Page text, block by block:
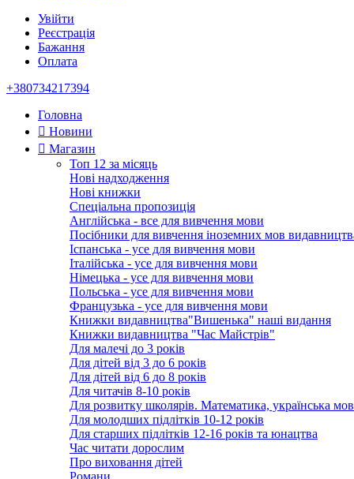
Увійти
Реєстрація
Бажання
Оплата
+380734217394
Головна
Новини
Магазин
Топ 12 за місяць
Нові надходження
Нові книжки
Спеціальна пропозиція
Англійська - все для вивчення мови
Посібники для вивчення іноземних мов
Іспанська - усе для вивчення мови
Італійська - усе для вивчення мови
Німецька - усе для вивчення мови
Польська - усе для вивчення мови
Французька - усе для вивчення мови
Книжки видавництва"Вишенька" наші видання
Книжки видавництва "Час Майстрів"
Для малечі до 3 років
Для дітей від 3 до 6 років
Для дітей від 6 до 8 років
Для читачів 8-10 років
Для розвитку школярів. Математика, українська
Для молодших підлітків 10-12 років
Для старших підлітків 12-16 років та юнацтва
Час читати дорослим
Про виховання дітей